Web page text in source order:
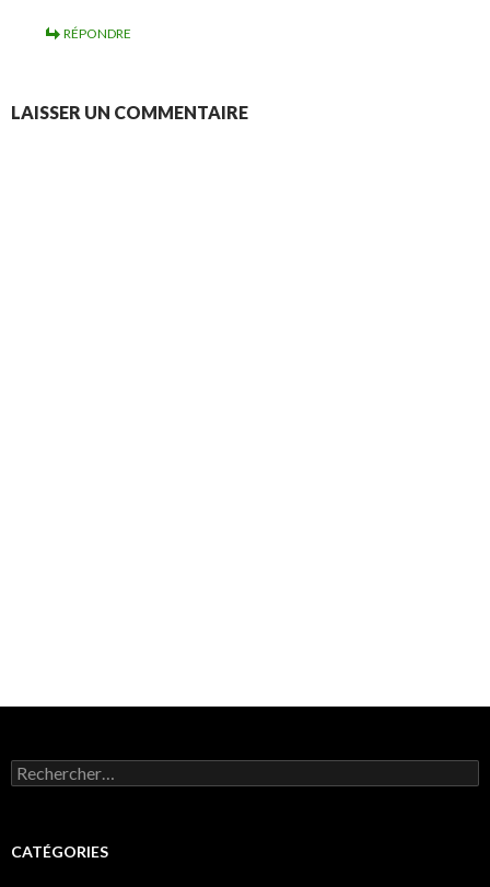
RÉPONDRE
LAISSER UN COMMENTAIRE
Rechercher :
CATÉGORIES